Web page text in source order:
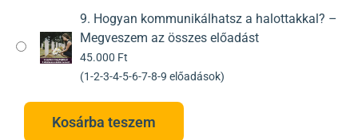
9. Hogyan kommunikálhatsz a halottakkal? –
Megveszem az összes előadást
45.000 Ft
(1-2-3-4-5-6-7-8-9 előadások)
Kosárba teszem